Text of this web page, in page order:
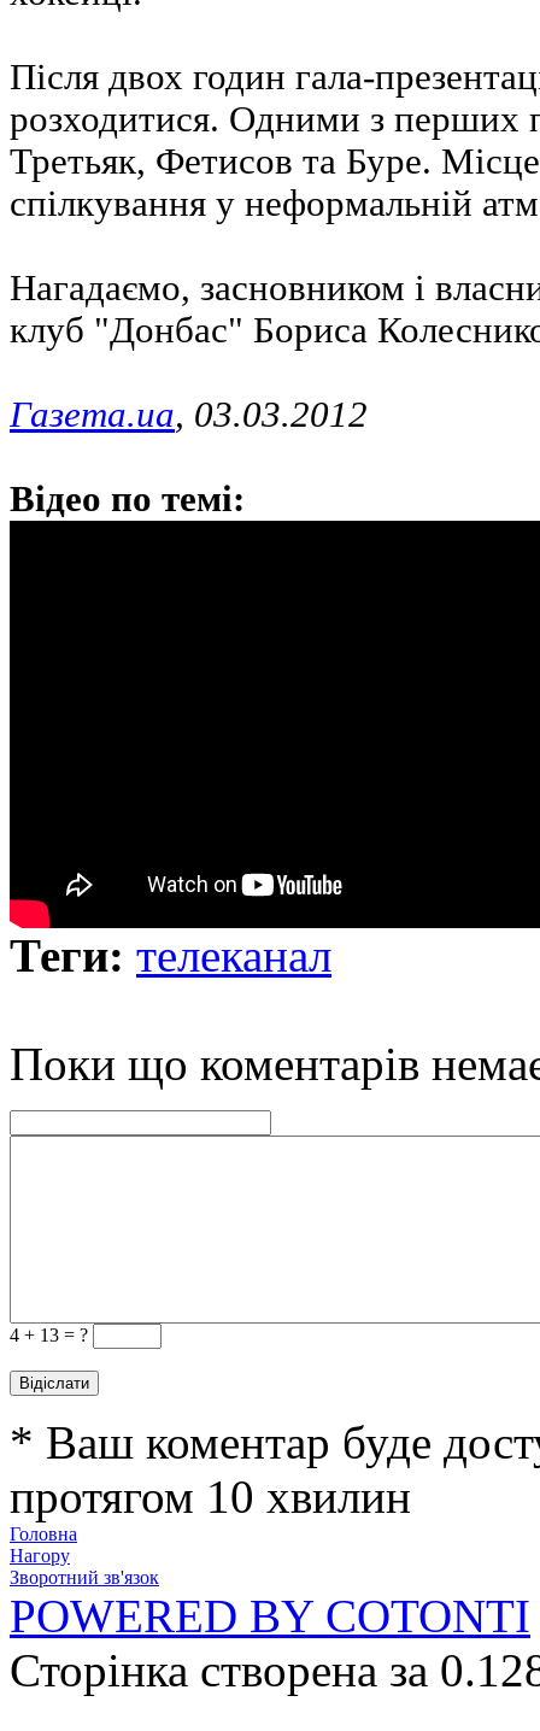
Після двох годин гала-
розходитися. Одними з перших
Третьяк, Фетисов та Буре.
спілкування у неформальній
Нагадаємо, засновником і
клуб "Донбас" Бориса
Газета.ua, 03.03.2012
Відео по темі:
Теги: телеканал
Поки що коментарів
4 + 13 = ?
* Ваш коментар буде
протягом 10 хвилин
Головна
Нагору
Зворотний зв'язок
POWERED BY COTONTI
Сторінка створена за